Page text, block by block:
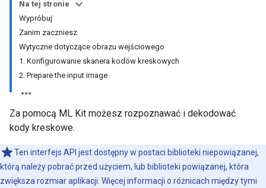
Na tej stronie
Wypróbuj
Zanim zaczniesz
Wytyczne dotyczące obrazu wejściowego
1. Konfigurowanie skanera kodów kreskowych
2. Prepare the input image
Za pomocą ML Kit możesz rozpoznawać i dekodować
kody kreskowe.
Ten interfejs API jest dostępny w postaci biblioteki niepowiązanej,
którą należy pobrać przed użyciem, lub biblioteki powiązanej, która
zwiększa rozmiar aplikacji. Więcej informacji o różnicach między tymi